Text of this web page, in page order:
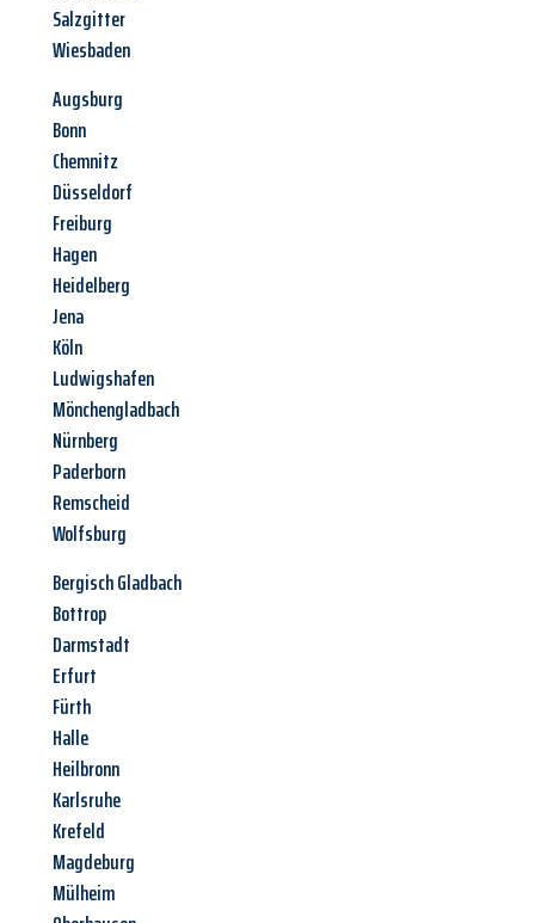
Salzgitter
Wiesbaden
Augsburg
Bonn
Chemnitz
Düsseldorf
Freiburg
Hagen
Heidelberg
Jena
Köln
Ludwigshafen
Mönchengladbach
Nürnberg
Paderborn
Remscheid
Wolfsburg
Bergisch Gladbach
Bottrop
Darmstadt
Erfurt
Fürth
Halle
Heilbronn
Karlsruhe
Krefeld
Magdeburg
Mülheim